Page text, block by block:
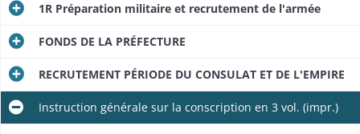
1R Préparation militaire et recrutement de l'armée
FONDS DE LA PRÉFECTURE
RECRUTEMENT PÉRIODE DU CONSULAT ET DE L'EMPIRE
Instruction générale sur la conscription en 3 vol. (impr.)